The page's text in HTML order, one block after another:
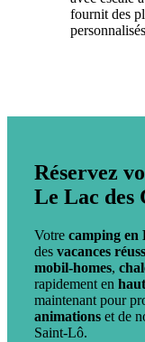
fournit des
Réservez
Le Lac des
Votre camping en
des vacances
mobil-homes,
rapidement en
maintenant pour
animations et de
Saint-Lô.